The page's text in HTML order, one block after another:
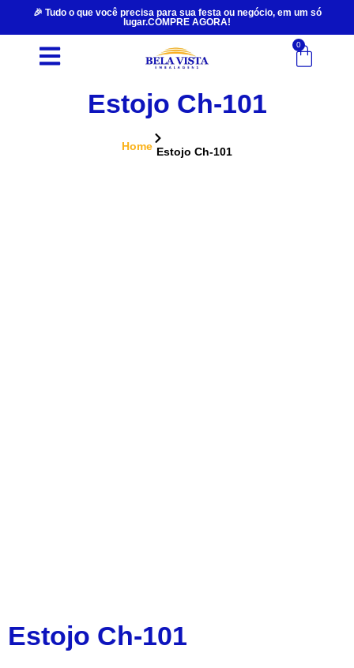
🎉 Tudo o que você precisa para sua festa ou negócio, em um só
lugar.COMPRE AGORA!
0
Estojo Ch-101
Home Estojo Ch-101
Estojo Ch-101